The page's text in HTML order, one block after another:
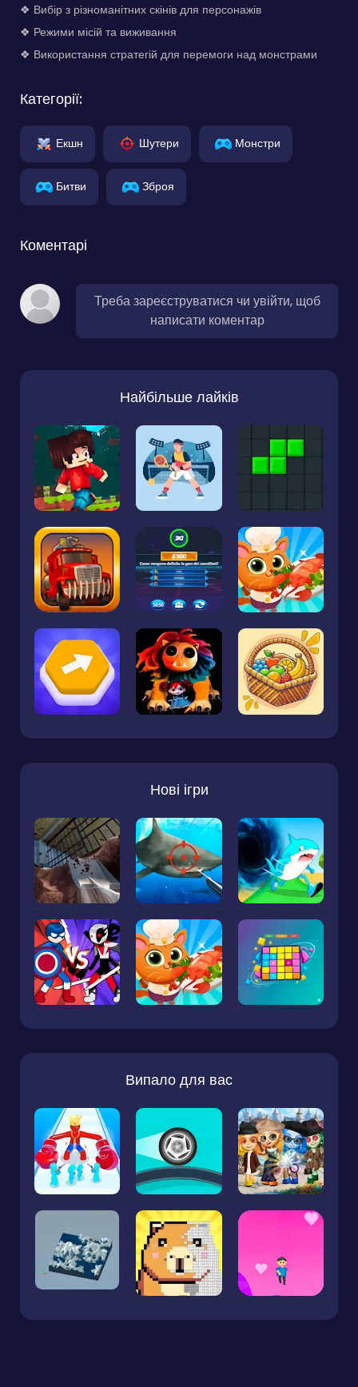
❖ Вибір з різноманітних скінів для персонажів
❖ Режими місій та виживання
❖ Використання стратегій для перемоги над монстрами
Категорії:
Екшн Шутери Монстри
Битви Зброя
Коментарі
Треба зареєструватися чи увійти, щоб
написати коментар
Найбільше лайків
Нові ігри
Випало для вас